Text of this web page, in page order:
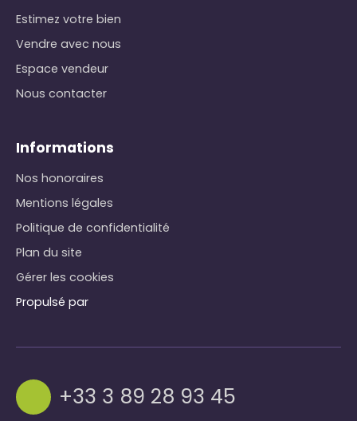
Estimez votre bien
Vendre avec nous
Espace vendeur
Nous contacter
Informations
Nos honoraires
Mentions légales
Politique de confidentialité
Plan du site
Gérer les cookies
Propulsé par
+33 3 89 28 93 45